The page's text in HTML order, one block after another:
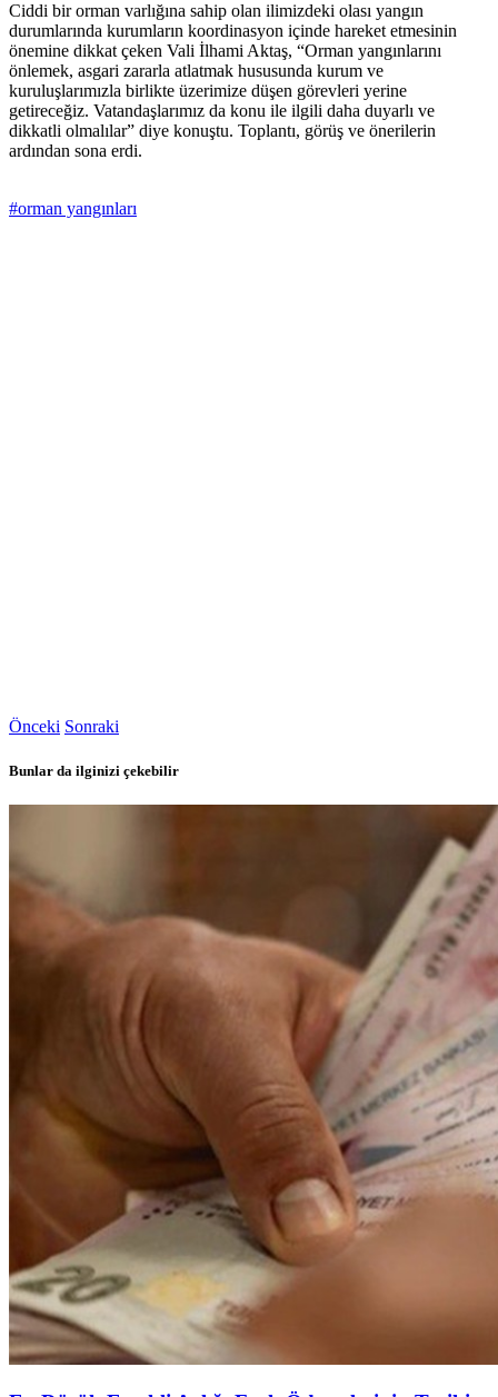
Ciddi bir orman varlığına sahip olan ilimizdeki olası yangın
durumlarında kurumların koordinasyon içinde hareket etmesinin
önemine dikkat çeken Vali İlhami Aktaş, “Orman yangınlarını
önlemek, asgari zararla atlatmak hususunda kurum ve
kuruluşlarımızla birlikte üzerimize düşen görevleri yerine
getireceğiz. Vatandaşlarımız da konu ile ilgili daha duyarlı ve
dikkatli olmalılar” diye konuştu. Toplantı, görüş ve önerilerin
ardından sona erdi.
#orman yangınları
Önceki Sonraki
Bunlar da ilginizi çekebilir